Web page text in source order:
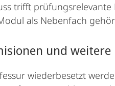
trifft
als Nebenfach
und weitere
wiederbesetzt